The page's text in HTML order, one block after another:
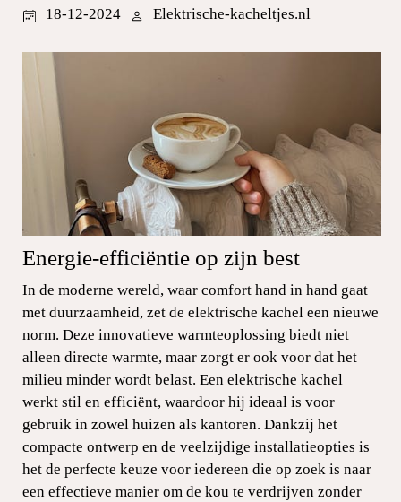
18-12-2024 Elektrische-kacheltjes.nl
Energie-efficiëntie op zijn best
In de moderne wereld, waar comfort hand in hand gaat
met duurzaamheid, zet de elektrische kachel een nieuwe
norm. Deze innovatieve warmteoplossing biedt niet
alleen directe warmte, maar zorgt er ook voor dat het
milieu minder wordt belast. Een elektrische kachel
werkt stil en efficiënt, waardoor hij ideaal is voor
gebruik in zowel huizen als kantoren. Dankzij het
compacte ontwerp en de veelzijdige installatieopties is
het de perfecte keuze voor iedereen die op zoek is naar
een effectieve manier om de kou te verdrijven zonder